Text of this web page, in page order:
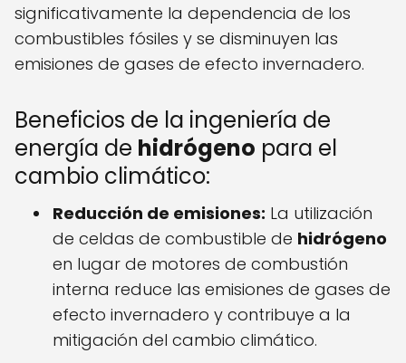
significativamente la dependencia de los
combustibles fósiles y se disminuyen las
emisiones de gases de efecto invernadero.
Beneficios de la ingeniería de
energía de hidrógeno para el
cambio climático:
Reducción de emisiones: La utilización
de celdas de combustible de hidrógeno
en lugar de motores de combustión
interna reduce las emisiones de gases de
efecto invernadero y contribuye a la
mitigación del cambio climático.